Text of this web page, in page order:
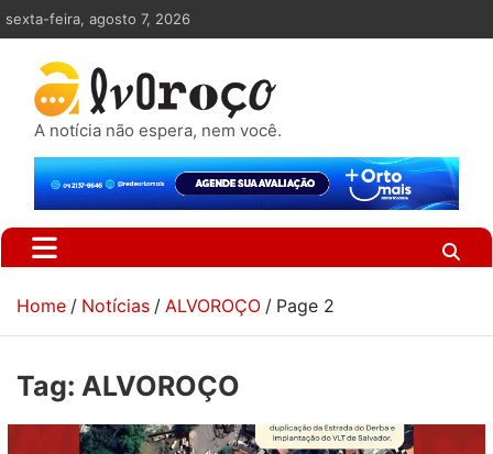
Skip
to
content
sexta-feira, agosto 7, 2026
A notícia não espera, nem você.
Home Notícias ALVOROÇO Page 2
Tag: ALVOROÇO